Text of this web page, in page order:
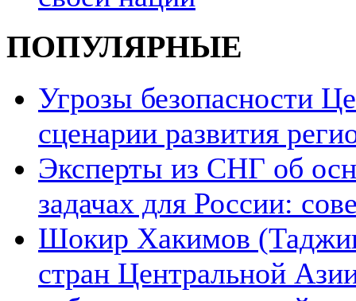
ПОПУЛЯРНЫЕ
Угрозы безопасности
сценарии развития
Эксперты из СНГ об
задачах для России:
Шокир Хакимов
стран Центральной